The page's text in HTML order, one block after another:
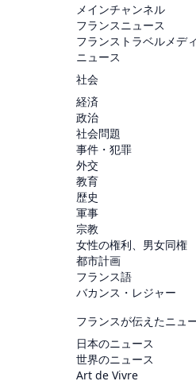
メインチャンネル
フランスニュース
フランストラベルメデ
ニュース
社会
経済
政治
社会問題
事件・犯罪
外交
教育
歴史
軍事
宗教
女性の権利、男女同権
都市計画
フランス語
バカンス・レジャー
フランスが伝えたニュ
日本のニュース
世界のニュース
Art de Vivre